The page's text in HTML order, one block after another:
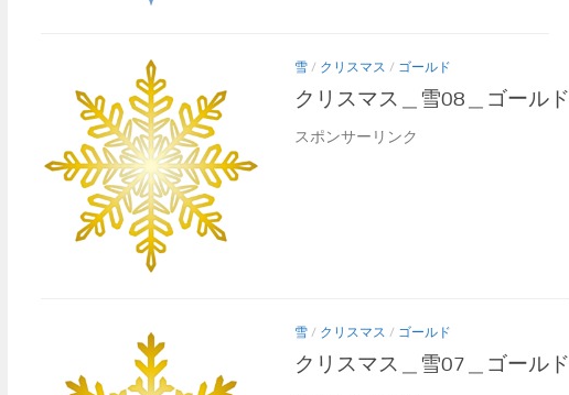
雪 / クリスマス / ゴールド
クリスマス＿雪08＿ゴールド
スポンサーリンク
雪 / クリスマス / ゴールド
クリスマス＿雪07＿ゴールド